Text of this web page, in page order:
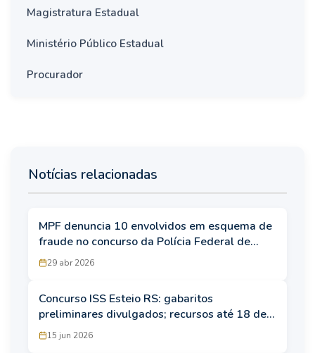
Magistratura Estadual
Ministério Público Estadual
Procurador
Notícias relacionadas
MPF denuncia 10 envolvidos em esquema de
fraude no concurso da Polícia Federal de
2025
29 abr 2026
Concurso ISS Esteio RS: gabaritos
preliminares divulgados; recursos até 18 de
junho
15 jun 2026